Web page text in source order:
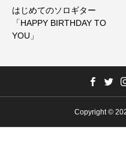
はじめてのソロギター
「HAPPY BIRTHDAY TO
YOU」
Copyright ©